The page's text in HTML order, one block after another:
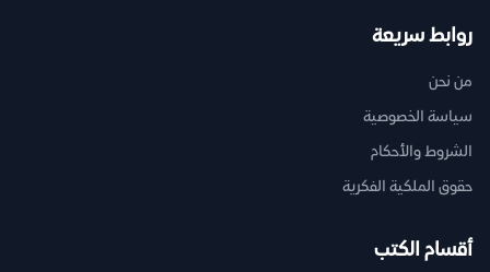
روابط سريعة
من نحن
سياسة الخصوصية
الشروط والأحكام
حقوق الملكية الفكرية
أقسام الكتب